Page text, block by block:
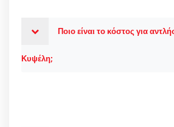
Ποιο είναι το κόστος για
Κυψέλη;